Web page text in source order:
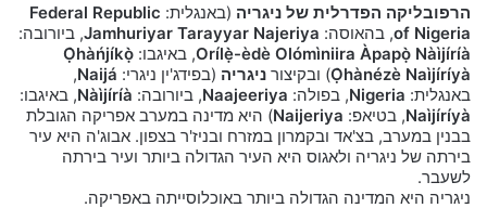
הרפובליקה הפדרלית של ניגריה (באנגלית: Federal Republic
of Nigeria, בהאוסה: Jamhuriyar Tarayyar Najeriya, ביורובה:
Orílẹ̀-èdè Olómìniira Àpapọ̀ Nàìjíríà, באיגבו: Ọ̀hàńjíkọ̀
Ọ̀hànézè Naìjíríyà) ובקיצור ניגריה (בפידג'ין ניגרי: Naijá
,
באנגלית: Nigeria, בפולה: Naajeeriya, ביורובה: Nàìjíríà, באיגבו:
Naìjíríyà, בטיאפ: Naijeriya) היא מדינה במערב אפריקה הגובלת
בבנין במערב, בצ'אד ובקמרון במזרח ובניז'ר בצפון. אבוג'ה היא עיר
בירתה של ניגריה ולאגוס היא העיר הגדולה ביותר ועיר בירתה
לשעבר.
ניגריה היא המדינה הגדולה ביותר באוכלוסייתה באפריקה.